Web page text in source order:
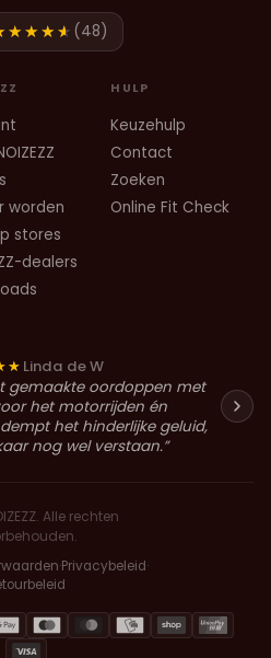
(48)
HULP
Keuzehulp
Contact
Zoeken
Online Fit Check
worden
stores
dealers
laten aanmeten.
in mijn helm, werd dat
Top service en oprecht,
personeel.”
Tijmen Nelissen
Alle rechten
·Privacybeleid·